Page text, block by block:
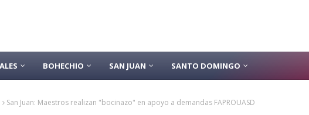
BOHECHIO SAN JUAN SANTO DOMINGO
San Juan: Maestros realizan "bocinazo" en apoyo a demandas FAPROUASD